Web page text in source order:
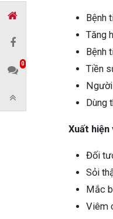
Bệnh
Tăng
Bệnh
Tiền
Dùng
Xuất hiện
Đối
Sỏi
Mắc
Viêm
0